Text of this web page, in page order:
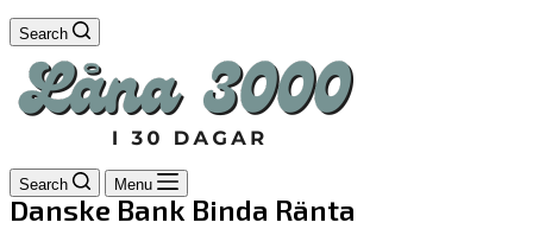
Search
Search Menu
Danske Bank Binda Ränta